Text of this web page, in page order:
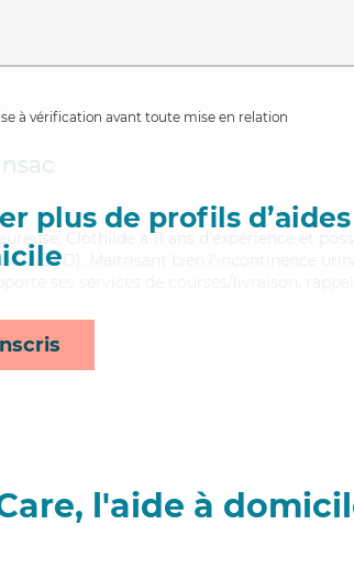
à vérification avant toute mise en relation
plus de profils d’aides
Clothilde a 11 ans d'expérience et
(ADVD). Maitrisant bien l'incontinence
l'aide à